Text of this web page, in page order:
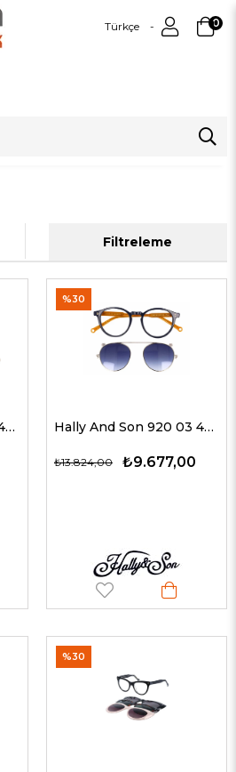
Türkçe 0
Filtreleme
Hally And Son 820 02 48-24 G Katlanır Güneş Gözlüğü Hally And Son 920 03 48-20 G Unisex Güneş Gözlükleri
₺9.677,00
₺13.824,00
%30
%30